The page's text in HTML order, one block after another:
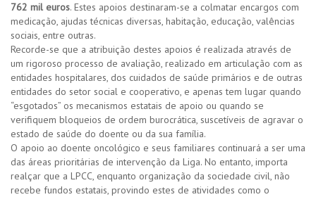
762 mil euros. Estes apoios destinaram-se a colmatar encargos com
medicação, ajudas técnicas diversas, habitação, educação, valências
sociais, entre outras.
Recorde-se que a atribuição destes apoios é realizada através de
um rigoroso processo de avaliação, realizado em articulação com as
entidades hospitalares, dos cuidados de saúde primários e de outras
entidades do setor social e cooperativo, e apenas tem lugar quando
“esgotados” os mecanismos estatais de apoio ou quando se
verifiquem bloqueios de ordem burocrática, suscetíveis de agravar o
estado de saúde do doente ou da sua família.
O apoio ao doente oncológico e seus familiares continuará a ser uma
das áreas prioritárias de intervenção da Liga. No entanto, importa
realçar que a LPCC, enquanto organização da sociedade civil, não
recebe fundos estatais, provindo estes de atividades como o